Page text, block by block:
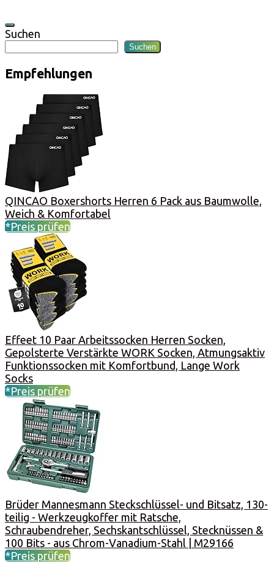
Suchen
Suchen
Empfehlungen
QINCAO Boxershorts Herren 6 Pack aus Baumwolle,
Weich & Komfortabel
*Preis prüfen
Effeet 10 Paar Arbeitssocken Herren Socken,
Gepolsterte Verstärkte WORK Socken, Atmungsaktiv
Funktionssocken mit Komfortbund, Lange Work
Socks
*Preis prüfen
Brüder Mannesmann Steckschlüssel- und Bitsatz, 130-
teilig - Werkzeugkoffer mit Ratsche,
Schraubendreher, Sechskantschlüssel, Stecknüssen &
100 Bits - aus Chrom-Vanadium-Stahl | M29166
*Preis prüfen